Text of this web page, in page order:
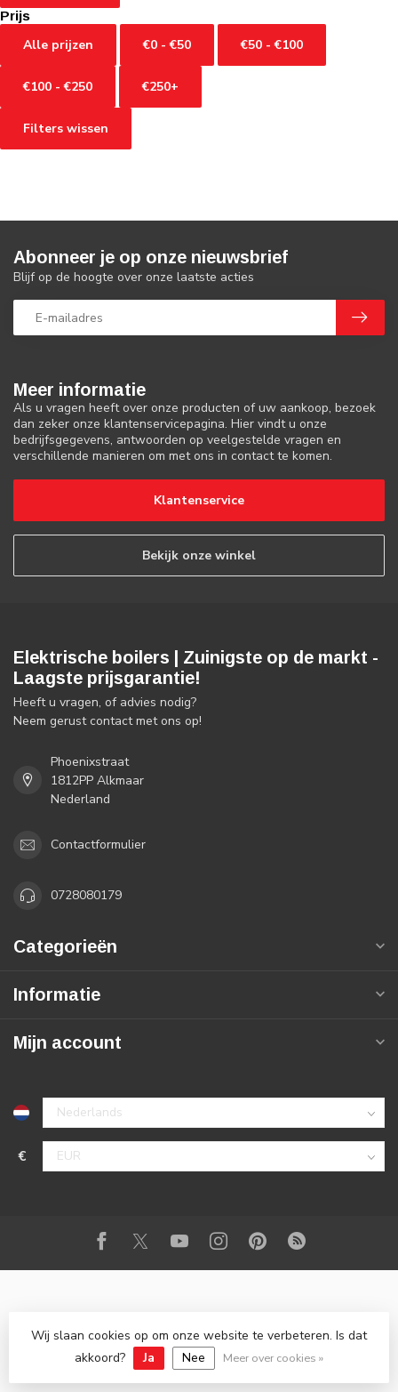
Prijs
Alle prijzen €0 - €50 €50 - €100
€100 - €250 €250+
Filters wissen
Meer informatie
Als u vragen heeft over onze producten of uw aankoop, bezoek
dan zeker onze klantenservicepagina. Hier vindt u onze
bedrijfsgegevens, antwoorden op veelgestelde vragen en
verschillende manieren om met ons in contact te komen.
Klantenservice
Bekijk onze winkel
Abonneer je op onze nieuwsbrief
Blijf op de hoogte over onze laatste acties
Elektrische boilers | Zuinigste op de markt -
Laagste prijsgarantie!
Heeft u vragen, of advies nodig?
Neem gerust contact met ons op!
Phoenixstraat
1812PP Alkmaar
Nederland
Contactformulier
0728080179
Categorieën
Informatie
Mijn account
€
© Copyright 2026 Elektrische boilers | Zuinigste op de markt -
Laagste prijsgarantie!
Wij slaan cookies op om onze website te verbeteren. Is dat
akkoord?
Ja Nee Meer over cookies »